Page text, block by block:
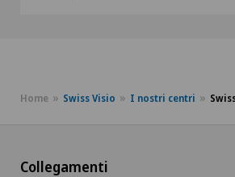
Home Swiss Visio I nostri centri
Collegamenti